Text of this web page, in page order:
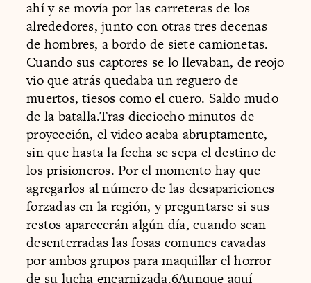
ahí y se movía por las carreteras de los
alrededores, junto con otras tres decenas
de hombres, a bordo de siete camionetas.
Cuando sus captores se lo llevaban, de reojo
vio que atrás quedaba un reguero de
muertos, tiesos como el cuero. Saldo mudo
de la batalla.Tras dieciocho minutos de
proyección, el video acaba abruptamente,
sin que hasta la fecha se sepa el destino de
los prisioneros. Por el momento hay que
agregarlos al número de las desapariciones
forzadas en la región, y preguntarse si sus
restos aparecerán algún día, cuando sean
desenterradas las fosas comunes cavadas
por ambos grupos para maquillar el horror
de su lucha encarnizada.6Aunque aquí